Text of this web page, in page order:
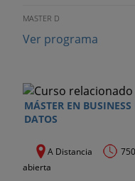
que muestran las
computación
CONDICIONES
que eres capaz de
queremos ayudarte
MASTER D
Ver programa
MÁSTER EN
DATOS
A Distancia
abierta